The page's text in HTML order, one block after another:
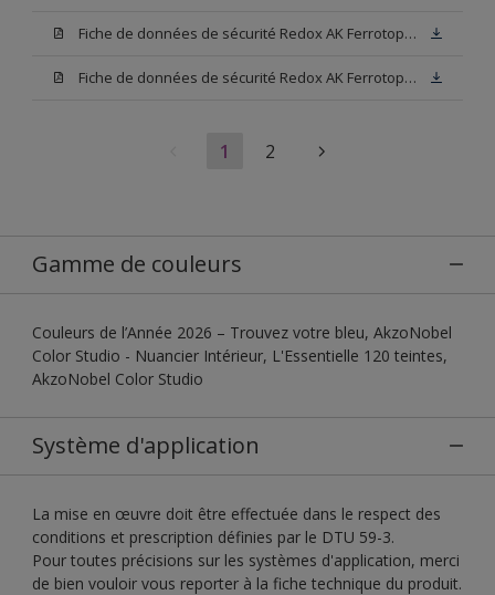
Fiche de données de sécurité Redox AK Ferrotop Noir
Fiche de données de sécurité Redox AK Ferrotop Blanc
1 2
Gamme de couleurs
Couleurs de l’Année 2026 – Trouvez votre bleu, AkzoNobel
Color Studio - Nuancier Intérieur, L'Essentielle 120 teintes,
AkzoNobel Color Studio
Système d'application
La mise en œuvre doit être effectuée dans le respect des
conditions et prescription définies par le DTU 59-3.
Pour toutes précisions sur les systèmes d'application, merci
de bien vouloir vous reporter à la fiche technique du produit.